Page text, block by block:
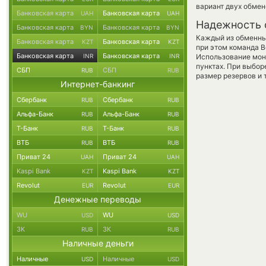
вариант двух
Надежность
Каждый из
при этом команда
Использование
пунктах. При
размер резервов и
Банковская карта UAH Банковская карта UAH
Банковская карта BYN Банковская карта BYN
Банковская карта KZT Банковская карта KZT
Банковская карта INR Банковская карта INR
СБП RUB СБП RUB
Интернет-банкинг
Сбербанк RUB Сбербанк RUB
Альфа-Банк RUB Альфа-Банк RUB
Т-Банк RUB Т-Банк RUB
ВТБ RUB ВТБ RUB
Приват 24 UAH Приват 24 UAH
Kaspi Bank KZT Kaspi Bank KZT
Revolut EUR Revolut EUR
Денежные переводы
WU USD WU USD
ЗК RUB ЗК RUB
Наличные деньги
Наличные USD Наличные USD